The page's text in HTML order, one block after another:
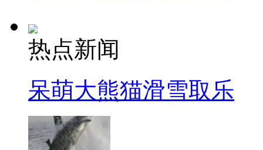
热点新闻
呆萌大熊猫滑雪取乐